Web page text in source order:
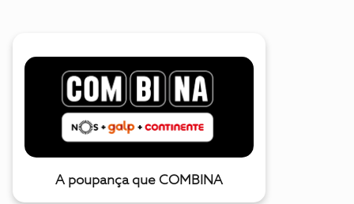
A poupança que COMBINA